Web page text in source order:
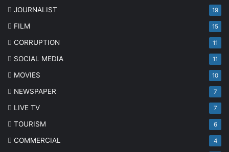
JOURNALIST 19
FILM 15
CORRUPTION 11
SOCIAL MEDIA 11
MOVIES 10
NEWSPAPER 7
LIVE TV 7
TOURISM 6
COMMERCIAL 4